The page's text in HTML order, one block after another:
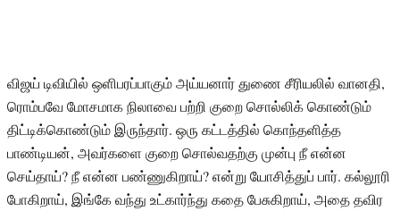
விஜய் டிவியில் ஒளிபரப்பாகும் அய்யனார் துணை சீரியலில் வானதி,
ரொம்பவே மோசமாக நிலாவை பற்றி குறை சொல்லிக் கொண்டும்
திட்டிக்கொண்டும் இருந்தார். ஒரு கட்டத்தில் கொந்தளித்த
பாண்டியன், அவர்களை குறை சொல்வதற்கு முன்பு நீ என்ன
செய்தாய்? நீ என்ன பண்ணுகிறாய்? என்று யோசித்துப் பார். கல்லூரி
போகிறாய், இங்கே வந்து உட்கார்ந்து கதை பேசுகிறாய், அதை தவிர